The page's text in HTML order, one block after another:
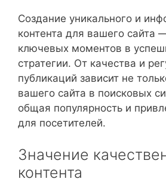
Создание уникального и
контента для вашего сайта
ключевых моментов в
стратегии. От качества и
публикаций зависит не
вашего сайта в поисковых
общая популярность и
для посетителей.
Значение
контента